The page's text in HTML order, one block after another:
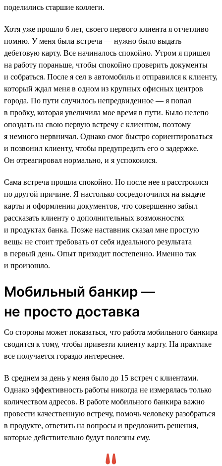
поделились старшие коллеги.
Хотя уже прошло 6 лет, своего первого клиента я отчетливо
помню. У меня была встреча — нужно было выдать
дебетовую карту. Все начиналось спокойно. Утром я пришел
на работу пораньше, чтобы спокойно проверить документы
и собраться. После я сел в автомобиль и отправился к клиенту,
который ждал меня в одном из крупных офисных центров
города. По пути случилось непредвиденное — я попал
в пробку, которая увеличила мое время в пути. Было нелепо
опоздать на свою первую встречу с клиентом, поэтому
я немного нервничал. Однако смог быстро сориентироваться
и позвонил клиенту, чтобы предупредить его о задержке.
Он отреагировал нормально, и я успокоился.
Сама встреча прошла спокойно. Но после нее я расстроился
по другой причине. Я настолько сосредоточился на выдаче
карты и оформлении документов, что совершенно забыл
рассказать клиенту о дополнительных возможностях
и продуктах банка. Позже наставник сказал мне простую
вещь: не стоит требовать от себя идеального результата
в первый день. Опыт приходит постепенно. Именно так
и произошло.
Мобильный банкир —
не просто доставка
Со стороны может показаться, что работа мобильного банкира
сводится к тому, чтобы привезти клиенту карту. На практике
все получается гораздо интереснее.
В среднем за день у меня было до 15 встреч с клиентами.
Однако эффективность работы никогда не измерялась только
количеством адресов. В работе мобильного банкира важно
провести качественную встречу, помочь человеку разобраться
в продукте, ответить на вопросы и предложить решения,
которые действительно будут полезны ему.